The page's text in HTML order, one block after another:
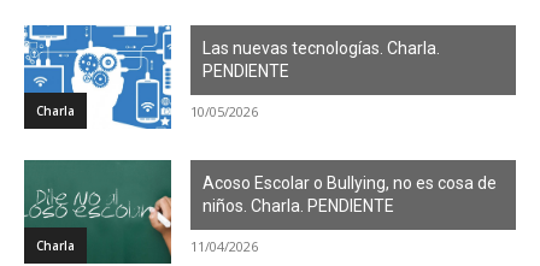
Charla
Las nuevas tecnologías. Charla.
PENDIENTE
10/05/2026
Charla
Acoso Escolar o Bullying, no es cosa de
niños. Charla. PENDIENTE
11/04/2026